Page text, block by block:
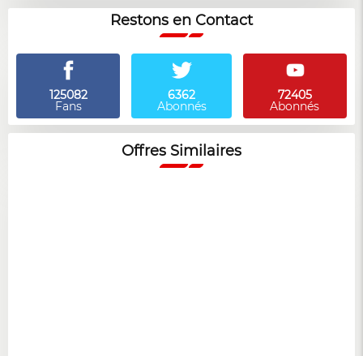
Restons en Contact
125082
Fans
6362
Abonnés
72405
Abonnés
Offres Similaires